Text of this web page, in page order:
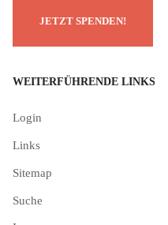
WEITERFÜHRENDE LINKS
Login
Links
Sitemap
Suche